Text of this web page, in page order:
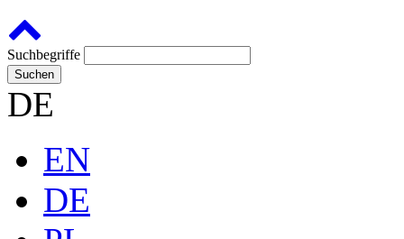
Suchbegriffe
Suchen
DE
EN
DE